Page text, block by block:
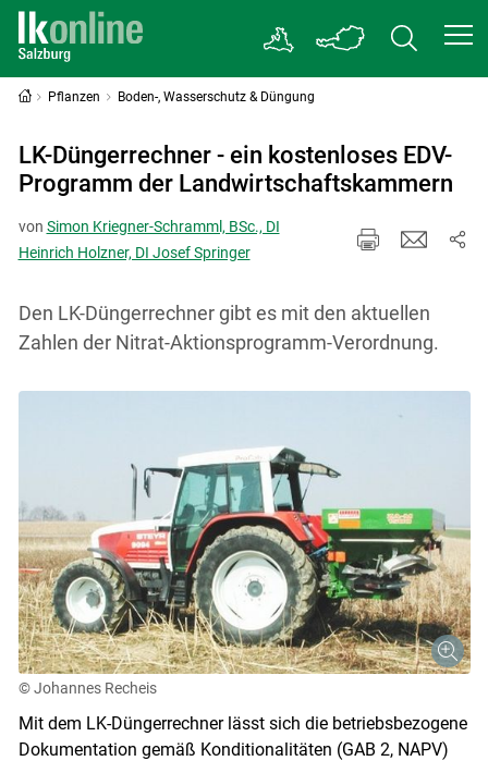
Pflanzen Boden-, Wasserschutz & Düngung
LK-Düngerrechner - ein kostenloses EDV-
Programm der Landwirtschaftskammern
von Simon Kriegner-Schramml, BSc., DI
Heinrich Holzner, DI Josef Springer
Den LK-Düngerrechner gibt es mit den aktuellen
Zahlen der Nitrat-Aktionsprogramm-Verordnung.
© Johannes Recheis
Mit dem LK-Düngerrechner lässt sich die betriebsbezogene
Dokumentation gemäß Konditionalitäten (GAB 2, NAPV)